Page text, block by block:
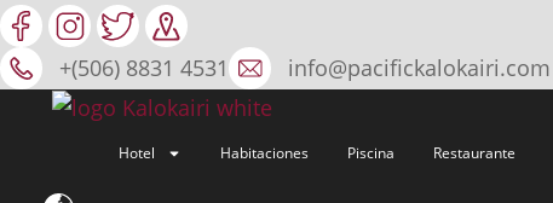
Omitir
e
ir
+(506) 8831 4531 info@pacifickalokairi.com
Hotel Habitaciones Piscina Restaurante